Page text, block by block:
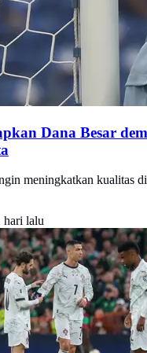
Dana Besar
meningkatkan kualitas
hari lalu